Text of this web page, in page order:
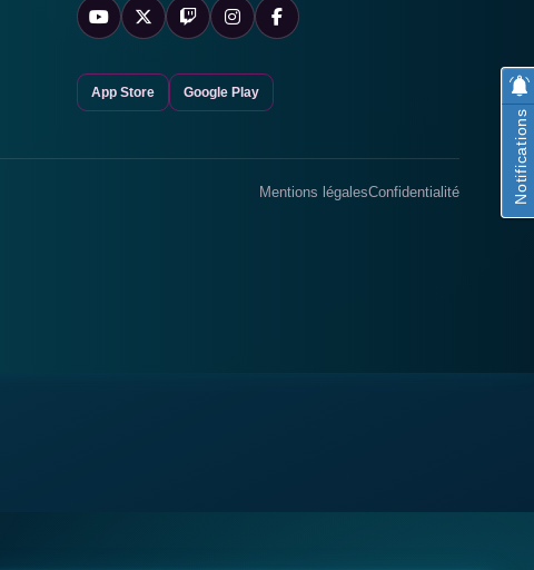
App Store Google Play
Mentions légalesConfidentialité Notifications